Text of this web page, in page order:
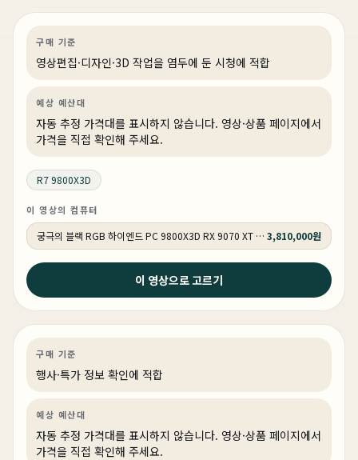
영상편집·디자인
구매 기준
영상편집·디자인·3D 작업을 염두에 둔 시청에 적합
예상 예산대
자동 추정 가격대를 표시하지 않습니다. 영상·상품 페이지에서
가격을 직접 확인해 주세요.
R7 9800X3D
이 영상의 컴퓨터
궁극의 블랙 RGB 하이엔드 PC 9800X3D RX 9070 XT HY271 3,810,000원
이 영상으로 고르기
2026년 5월 12일
붉은사막 QHD 풀옵션 완벽검증 ! 절대 버벅임 없는 최상
의 견적 ! 최신게임은 이게 정답입니다.
구매 기준
행사·특가 정보 확인에 적합
예상 예산대
자동 추정 가격대를 표시하지 않습니다. 영상·상품 페이지에서
가격을 직접 확인해 주세요.